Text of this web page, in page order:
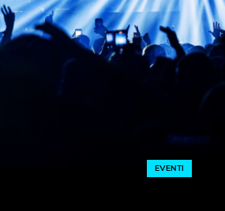
EVENTI